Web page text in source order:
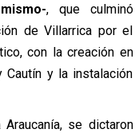
, que culminó
de Villarrica por el
con la creación en
y la instalación
se dictaron